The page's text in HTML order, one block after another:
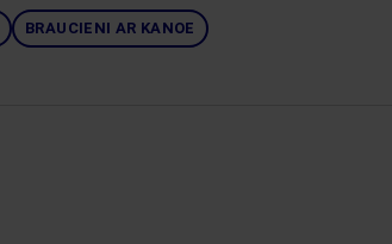
BRAUCIENI AR KANOE